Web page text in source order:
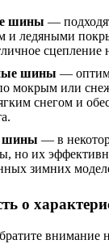
шины —
и ледяными
сцепление
шины —
мокрым или
снегом и
шины — в
но их
зимних
о
внимание